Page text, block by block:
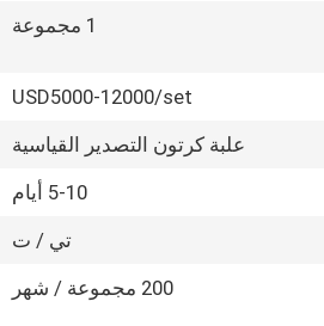
1 مجموعة
USD5000-12000/set
علبة كرتون التصدير القياسية
5-10 أيام
تي / ت
200 مجموعة / شهر